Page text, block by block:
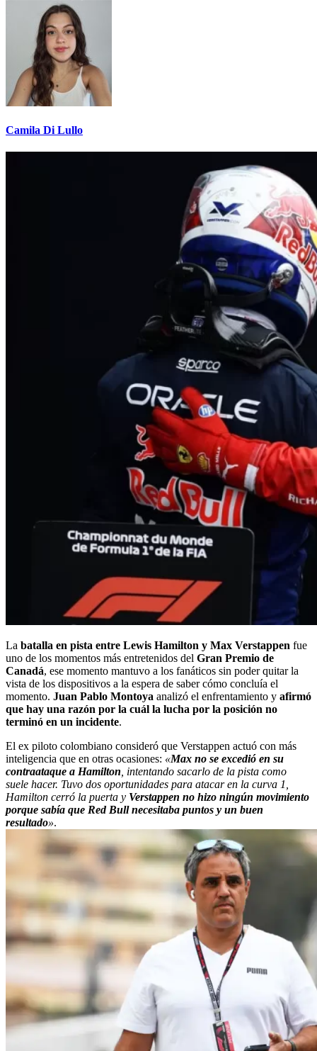
Camila Di Lullo
La batalla en pista entre Lewis Hamilton y Max Verstappen fue
uno de los momentos más entretenidos del Gran Premio de
Canadá, ese momento mantuvo a los fanáticos sin poder quitar la
vista de los dispositivos a la espera de saber cómo concluía el
momento. Juan Pablo Montoya analizó el enfrentamiento y afirmó
que hay una razón por la cuál la lucha por la posición no
terminó en un incidente.
El ex piloto colombiano consideró que Verstappen actuó con más
inteligencia que en otras ocasiones: «Max no se excedió en su
contraataque a Hamilton , intentando sacarlo de la pista como
suele hacer. Tuvo dos oportunidades para atacar en la curva 1,
Hamilton cerró la puerta y Verstappen no hizo ningún movimiento
porque sabía que Red Bull necesitaba puntos y un buen
resultado».